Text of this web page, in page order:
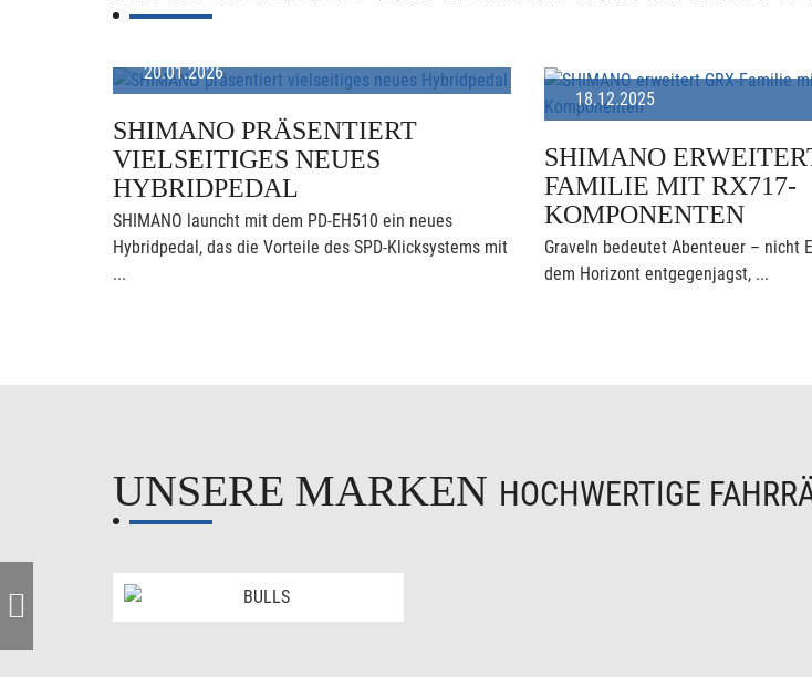
20.01.2026
SHIMANO PRÄSENTIERT
VIELSEITIGES NEUES
HYBRIDPEDAL
SHIMANO launcht mit dem PD-EH510 ein neues
Hybridpedal, das die Vorteile des SPD-Klicksystems mit
...
18.12.2025
SHIMANO
FAMILIE MIT RX717-
KOMPONENTEN
Graveln bedeutet Abenteuer – nicht
dem Horizont entgegenjagst, ...
UNSERE MARKEN HOCHWERTIGE